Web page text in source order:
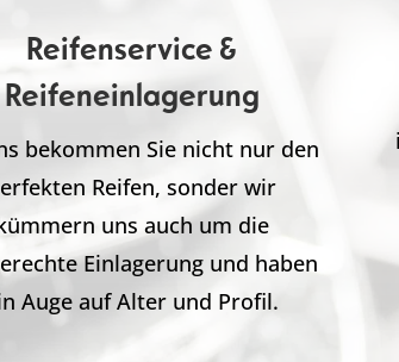
Reifenservice &
Reifeneinlagerung
bekommen Sie nicht nur den
Reifen, sonder wir
uns auch um die
Einlagerung und haben
Auge auf Alter und Profil.